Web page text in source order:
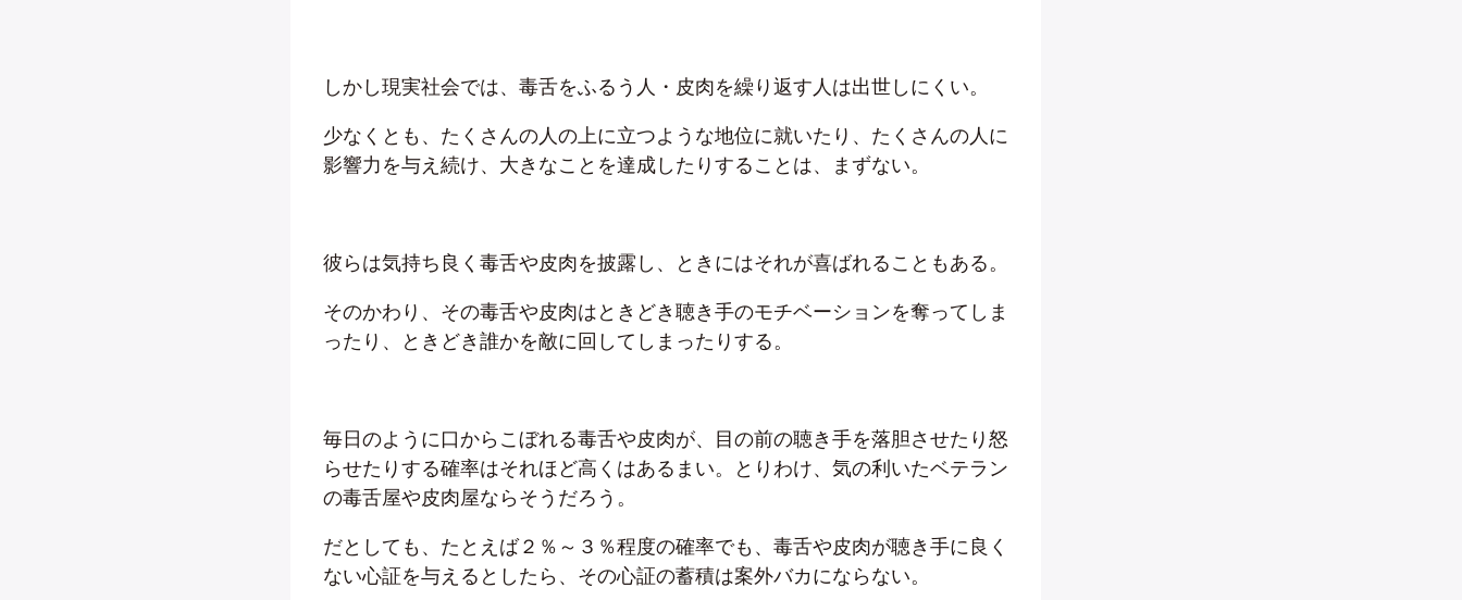
しかし現実社会では、毒舌をふるう人・皮肉を繰り返す人は出世しにくい。
少なくとも、たくさんの人の上に立つような地位に就いたり、たくさんの人に
影響力を与え続け、大きなことを達成したりすることは、まずない。
彼らは気持ち良く毒舌や皮肉を披露し、ときにはそれが喜ばれることもある。
そのかわり、その毒舌や皮肉はときどき聴き手のモチベーションを奪ってしま
ったり、ときどき誰かを敵に回してしまったりする。
毎日のように口からこぼれる毒舌や皮肉が、目の前の聴き手を落胆させたり怒
らせたりする確率はそれほど高くはあるまい。とりわけ、気の利いたベテラン
の毒舌屋や皮肉屋ならそうだろう。
だとしても、たとえば２％～３％程度の確率でも、毒舌や皮肉が聴き手に良く
ない心証を与えるとしたら、その心証の蓄積は案外バカにならない。